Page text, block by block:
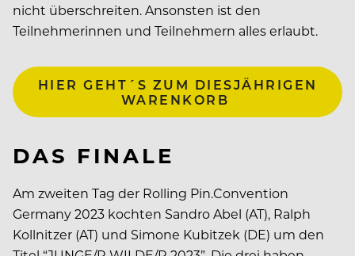
nicht überschreiten. Ansonsten ist den
Teilnehmerinnen und Teilnehmern alles erlaubt.
HIER GEHT´S ZUM DIESJÄHRIGEN
WARENKORB
DAS FINALE
Am zweiten Tag der Rolling Pin.Convention
Germany 2023 kochten Sandro Abel (AT), Ralph
Kollnitzer (AT) und Simone Kubitzek (DE) um den